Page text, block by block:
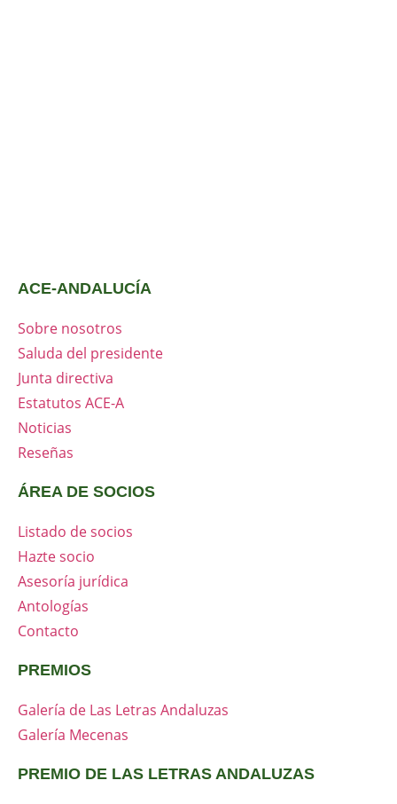
ACE-ANDALUCÍA
Sobre nosotros
Saluda del presidente
Junta directiva
Estatutos ACE-A
Noticias
Reseñas
ÁREA DE SOCIOS
Listado de socios
Hazte socio
Asesoría jurídica
Antologías
Contacto
PREMIOS
Galería de Las Letras Andaluzas
Galería Mecenas
PREMIO DE LAS LETRAS ANDALUZAS